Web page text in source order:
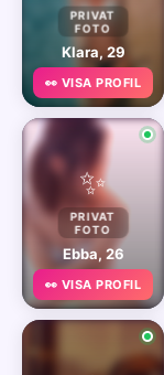
PRIVAT
FOTO
Klara, 29
👀 VISA PROFIL
✨
PRIVAT
FOTO
Ebba, 26
👀 VISA PROFIL